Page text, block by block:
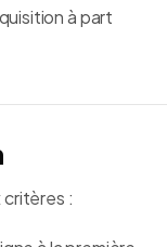
à part
critères :